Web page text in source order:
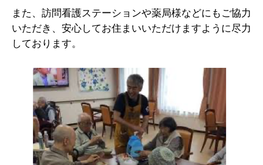
また、訪問看護ステーションや薬局様などにもご協力
いただき、安心してお住まいいただけますように尽力
しております。